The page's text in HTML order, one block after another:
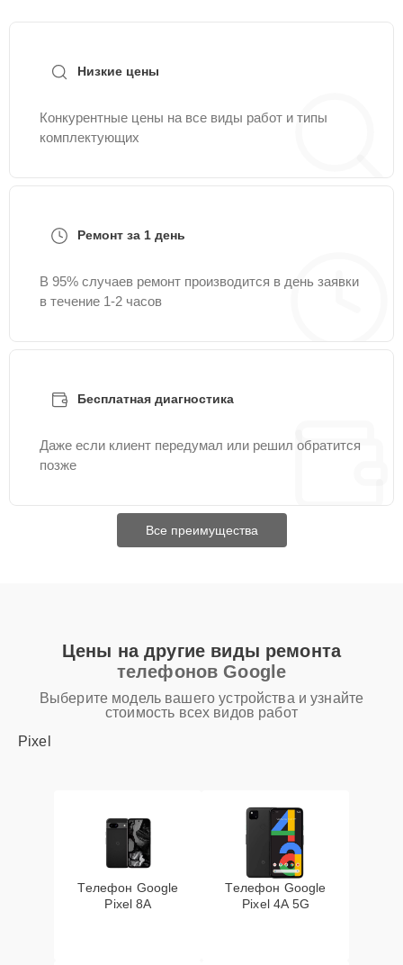
Низкие цены
Конкурентные цены на все виды работ и типы
комплектующих
Ремонт за 1 день
В 95% случаев ремонт производится в день заявки
в течение 1-2 часов
Бесплатная диагностика
Даже если клиент передумал или решил обратится
позже
Все преимущества
Цены на другие виды ремонта
телефонов Google
Выберите модель вашего устройства и узнайте
стоимость всех видов работ
Pixel
Телефон Google
Pixel 8A
Телефон Google
Pixel 4A 5G